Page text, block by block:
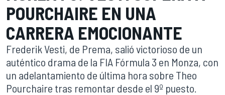
POURCHAIRE EN UNA
CARRERA EMOCIONANTE
Frederik Vesti, de Prema, salió victorioso de un
auténtico drama de la FIA Fórmula 3 en Monza, con
un adelantamiento de última hora sobre Theo
Pourchaire tras remontar desde el 9º puesto.